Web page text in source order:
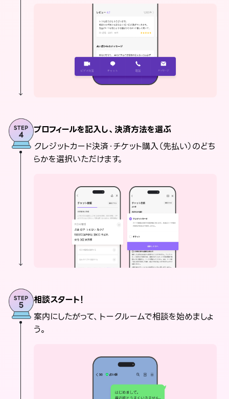
プロフィールを記入し、決済方法を選ぶ
クレジットカード決済・チケット購入（先払い）のどち
らかを選択いただけます。
相談スタート！
案内にしたがって、トークルームで相談を始めましょ
う。